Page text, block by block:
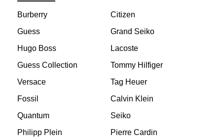
Burberry
Citizen
Guess
Grand Seiko
Hugo Boss
Lacoste
Guess Collection
Tommy Hilfiger
Versace
Tag Heuer
Fossil
Calvin Klein
Quantum
Seiko
Philipp Plein
Pierre Cardin